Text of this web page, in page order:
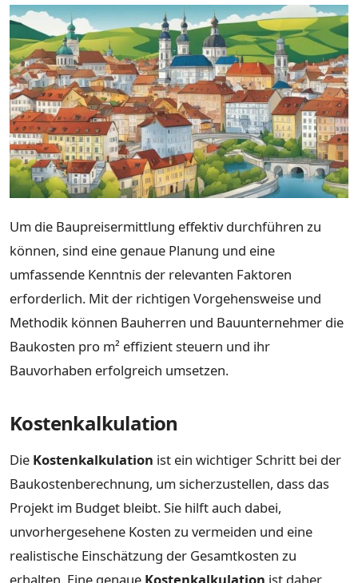
Um die Baupreisermittlung effektiv durchführen zu
können, sind eine genaue Planung und eine
umfassende Kenntnis der relevanten Faktoren
erforderlich. Mit der richtigen Vorgehensweise und
Methodik können Bauherren und Bauunternehmer die
Baukosten pro m² effizient steuern und ihr
Bauvorhaben erfolgreich umsetzen.
Kostenkalkulation
Die Kostenkalkulation ist ein wichtiger Schritt bei der
Baukostenberechnung, um sicherzustellen, dass das
Projekt im Budget bleibt. Sie hilft auch dabei,
unvorhergesehene Kosten zu vermeiden und eine
realistische Einschätzung der Gesamtkosten zu